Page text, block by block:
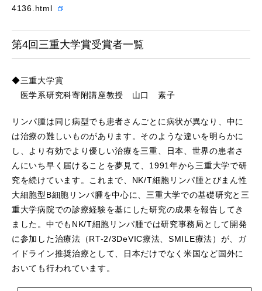
4136.html
第4回三重大学賞受賞者一覧
◆三重大学賞
医学系研究科寄附講座教授 山口 素子
リンパ腫は同じ病型でも患者さんごとに病状が異なり、中に
は治療の難しいものがあります。そのような違いを明らかに
し、より有効でより優しい治療を三重、日本、世界の患者さ
んにいち早く届けることを夢見て、1991年から三重大学で研
究を続けています。これまで、NK/T細胞リンパ腫とびまん性
大細胞型B細胞リンパ腫を中心に、三重大学での基礎研究と三
重大学病院での診療経験を基にした研究の成果を報告してき
ました。中でもNK/T細胞リンパ腫では研究事務局として開発
に参加した治療法（RT-2/3DeVIC療法、SMILE療法）が、ガ
イドライン推奨治療として、日本だけでなく米国など国外に
おいても行われています。